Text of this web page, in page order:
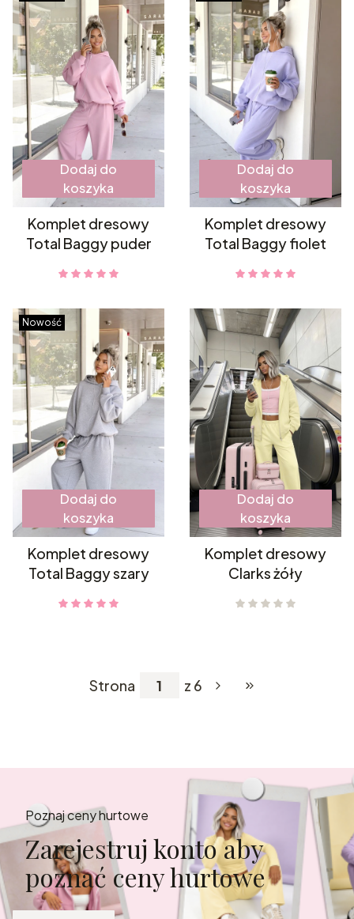
Dodaj do
koszyka
Komplet dresowy
Total Baggy puder
Dodaj do
koszyka
Komplet dresowy
Total Baggy fiolet
Nowość
Dodaj do
koszyka
Komplet dresowy
Total Baggy szary
Dodaj do
koszyka
Komplet dresowy
Clarks żóły
Strona z 6 Przejdź do
Poznaj ceny hurtowe
Zarejestruj konto aby
poznać ceny hurtowe